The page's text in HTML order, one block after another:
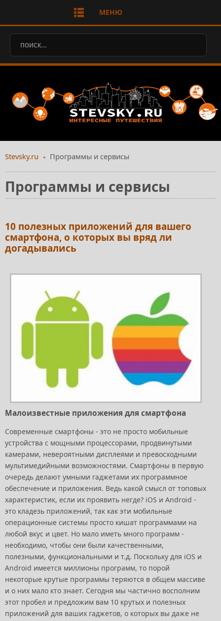
МЕНЮ
Stevsky.ru Программы и сервисы
Программы и сервисы
10 полезных приложений для вашего
смартфона, о которых вы вряд ли
догадывались
Малоизвестные приложения для смартфона
Современные смартфоны - это не просто мобильные
устройства с мощными процессорами, продвинутыми
камерами, невероятными дисплеями и превосходными
мультимедийными возможностями. Смартфоны в первую
очередь делают умными гаджетами их программное
обеспечение и приложения. Ведь какой смысл от топовых
характеристик, если их проявить негде? iOS и Android -
это кладезь приложений, так как эти мобильные
операционные системы просто кишат программами на
любой вкус и цвет. Но мало иметь много программ -
необходимо, чтобы они были качественными,
полезными, функциональными и т.д. Поскольку для iOS и
Android имеется миллионы программ, то порой
некоторые крутые программы теряются в общем массиве
и о них мало кто знает. Сегодня мы частично восполним
этот пробел и предложим вам 10 крутых и полезных
приложений для ваших гаджетов, о которых вы даже не